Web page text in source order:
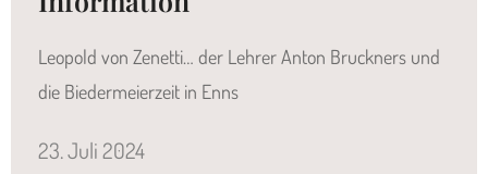
Leopold von Zenetti… der Lehrer Anton Bruckners und
die Biedermeierzeit in Enns
23.Juli2024